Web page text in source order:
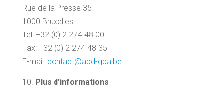
Rue de la Presse 35
1000 Bruxelles
Tel: +32 (0) 2 274 48 00
Fax: +32 (0) 2 274 48 35
E-mail: contact@apd-gba.be
Plus d’informations